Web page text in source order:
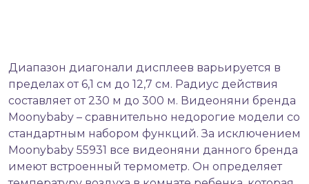
Диапазон диагонали дисплеев варьируется в
пределах от 6,1 см до 12,7 см. Радиус действия
составляет от 230 м до 300 м. Видеоняни бренда
Moonybaby – сравнительно недорогие модели со
стандартным набором функций. За исключением
Moonybaby 55931 все видеоняни данного бренда
имеют встроенный термометр. Он определяет